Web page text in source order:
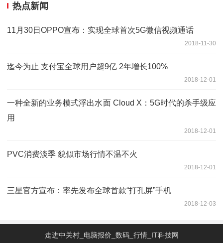
热点新闻
11月30日OPPO宣布：实现全球首次5G微信视频通话
2018-11-30
迄今为止 支付宝全球用户超9亿 2年增长100%
2018-12-01
一种全新的业务模式浮出水面 Cloud X：5G时代的杀手级应
用
2018-12-01
PVC消费淡季 貌似市场行情不温不火
2018-12-01
三星官方宣布：率先发布全球首款“打孔屏”手机
2018-12-03
走进中关村_电脑报价_数码_行情_IT科技网